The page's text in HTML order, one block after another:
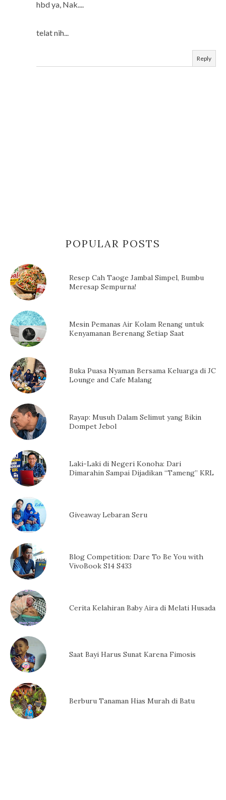
hbd ya, Nak....
telat nih...
Reply
POPULAR POSTS
Resep Cah Taoge Jambal Simpel, Bumbu
Meresap Sempurna!
Mesin Pemanas Air Kolam Renang untuk
Kenyamanan Berenang Setiap Saat
Buka Puasa Nyaman Bersama Keluarga di JC
Lounge and Cafe Malang
Rayap: Musuh Dalam Selimut yang Bikin
Dompet Jebol
Laki-Laki di Negeri Konoha: Dari
Dimarahin Sampai Dijadikan “Tameng” KRL
Giveaway Lebaran Seru
Blog Competition: Dare To Be You with
VivoBook S14 S433
Cerita Kelahiran Baby Aira di Melati Husada
Saat Bayi Harus Sunat Karena Fimosis
Berburu Tanaman Hias Murah di Batu